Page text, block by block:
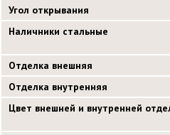
Угол открывания
Наличники стальные
Отделка внешняя
Отделка внутренняя
Цвет внешней и внутренней